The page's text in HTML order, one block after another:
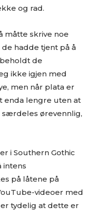
og rad.
måtte skrive noe
de hadde tjent på å
de
ikke igjen med
men når plata er
enda lengre uten at
ørevennlig,
i Southern Gothic
intens
på låtene på
videoer med
tydelig at dette er